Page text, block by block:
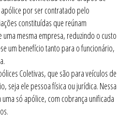
por ser contratado pelo
constituídas que reúnam
mesma empresa, reduzindo o custo
um benefício tanto para o funcionário,
Coletivas, que são para veículos de
seja ele pessoa física ou jurídica. Nessa
só apólice, com cobrança unificada